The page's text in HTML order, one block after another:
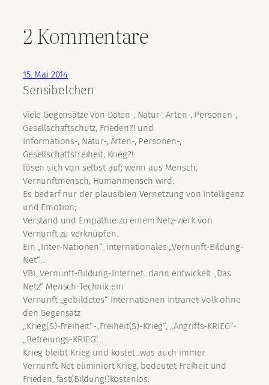
2 Kommentare
15. Mai 2014
Sensibelchen
viele Gegensätze von Daten-, Natur-, Arten-, Personen-,
Gesellschaftschutz, Frieden?! und
Informations-, Natur-, Arten-, Personen-,
Gesellschaftsfreiheit, Krieg?!
lösen sich von selbst auf; wenn aus Mensch,
Vernunftmensch, Humanmensch wird.
Es bedarf nur der plausiblen Vernetzung von Intelligenz
und Emotion;
Verstand und Empathie zu einem Netz-werk von
Vernunft zu verknüpfen.
Ein „Inter-Nationen“, internationales „Vernunft-Bildung-
Net“…
VBI…Vernunft-Bildung-Internet…dann entwickelt „Das
Netz“ Mensch-Technik ein
Vernunft „gebildetes“ Internationen Intranet-Volk ohne
den Gegensatz
„Krieg(S)-Freiheit“-„Freiheit(S)-Krieg“, „Angriffs-KRIEG“-
„Befreiungs-KRIEG“…
Krieg bleibt Krieg und kostet…was auch immer.
Vernunft-Net eliminiert Krieg, bedeutet Freiheit und
Frieden, fast(Bildung!)kostenlos.